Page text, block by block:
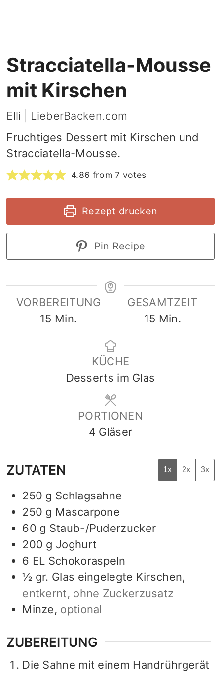
Stracciatella-Mousse
mit Kirschen
Elli | LieberBacken.com
Fruchtiges Dessert mit Kirschen und
Stracciatella-Mousse.
4.86 from7 votes
Rezept drucken
Pin Recipe
VORBEREITUNG
15 Minuten
Min.
GESAMTZEIT
15 Minuten
Min.
KÜCHE
Desserts im Glas
PORTIONEN
4 Gläser
ZUTATEN 1x 2x 3x
250 g Schlagsahne
250 g Mascarpone
60 g Staub-/Puderzucker
200 g Joghurt
6 EL Schokoraspeln
½ gr. Glas eingelegte Kirschen,
entkernt, ohne Zuckerzusatz
Minze, optional
ZUBEREITUNG
Die Sahne mit einem Handrührgerät